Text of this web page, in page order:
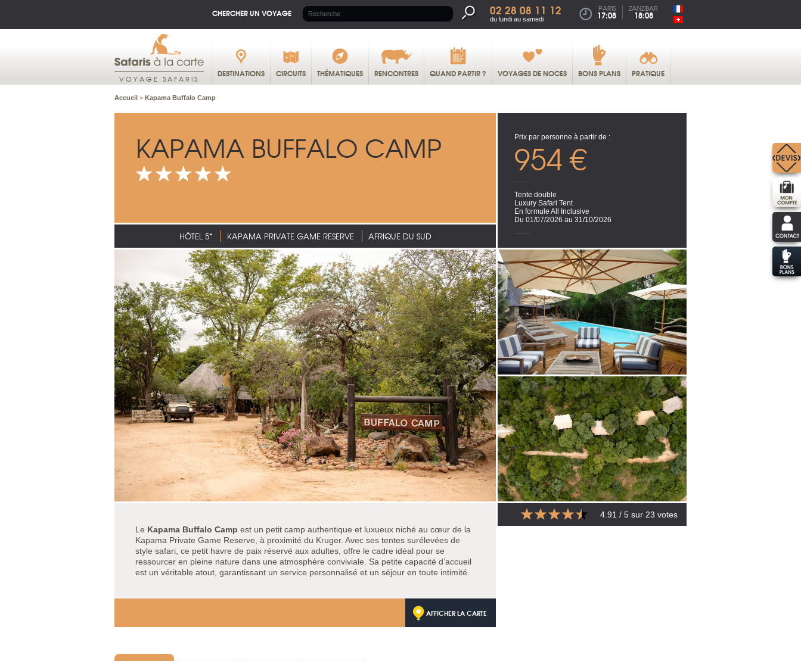
CHERCHER UN VOYAGE 02 28 08 11 12
du lundi au samedi
PARIS
17:08
ZANZIBAR
18:08
VOYAGE SAFARIS DESTINATIONS CIRCUITS THÉMATIQUES RENCONTRES QUAND PARTIR ? VOYAGES DE NOCES BONS PLANS PRATIQUE
Accueil > Kapama Buffalo Camp
KAPAMA BUFFALO CAMP
HÔTEL 5* KAPAMA PRIVATE GAME RESERVE AFRIQUE DU SUD
Prix par personne à partir de :
954 €
Tente double
Luxury Safari Tent
En formule All Inclusive
Du 01/07/2026 au 31/10/2026
Le Kapama Buffalo Camp est un petit camp authentique et luxueux niché au cœur de la
Kapama Private Game Reserve, à proximité du Kruger. Avec ses tentes surélevées de
style safari, ce petit havre de paix réservé aux adultes, offre le cadre idéal pour se
ressourcer en pleine nature dans une atmosphère conviviale. Sa petite capacité d’accueil
est un véritable atout, garantissant un service personnalisé et un séjour en toute intimité.
AFFICHER LA CARTE
4.91 / 5 sur 23 votes